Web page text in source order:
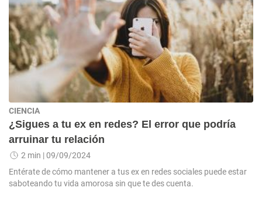
CIENCIA
¿Sigues a tu ex en redes? El error que podría
arruinar tu relación
2 min | 09/09/2024
Entérate de cómo mantener a tus ex en redes sociales puede estar
saboteando tu vida amorosa sin que te des cuenta.